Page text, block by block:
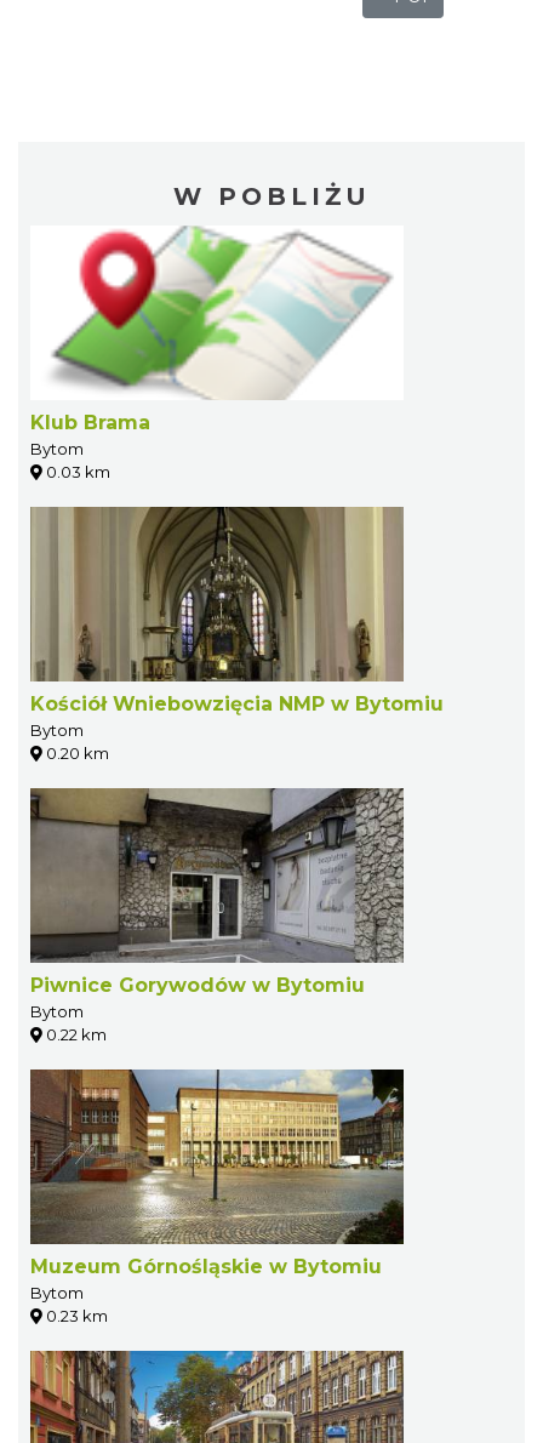
W POBLIŻU
Klub Brama
Bytom
0.03 km
Kościół Wniebowzięcia NMP w Bytomiu
Bytom
0.20 km
Piwnice Gorywodów w Bytomiu
Bytom
0.22 km
Muzeum Górnośląskie w Bytomiu
Bytom
0.23 km